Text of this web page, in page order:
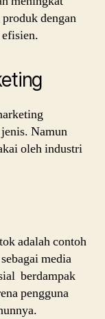
dengan
Namun
oleh industri
adalah contoh
media
berdampak
pengguna